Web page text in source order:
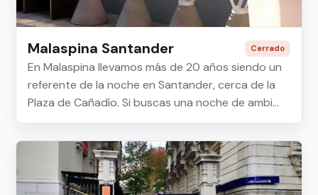
Malaspina Santander Cerrado
En Malaspina llevamos más de 20 años siendo un
referente de la noche en Santander, cerca de la
Plaza de Cañadío. Si buscas una noche de ambi...